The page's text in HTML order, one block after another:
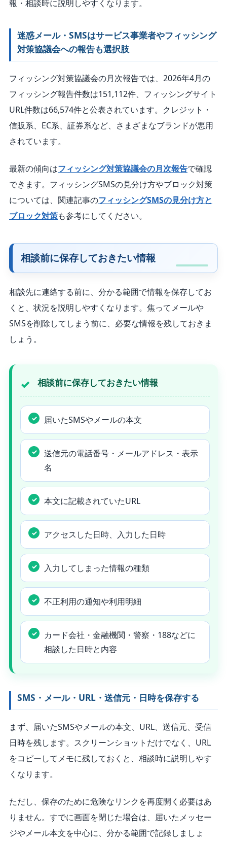
報・相談時に説明しやすくなります。
迷惑メール・SMSはサービス事業者やフィッシング
対策協議会への報告も選択肢
フィッシング対策協議会の月次報告では、2026年4月の
フィッシング報告件数は151,112件、フィッシングサイト
URL件数は66,574件と公表されています。クレジット・
信販系、EC系、証券系など、さまざまなブランドが悪用
されています。
最新の傾向はフィッシング対策協議会の月次報告で確認
できます。フィッシングSMSの見分け方やブロック対策
については、関連記事のフィッシングSMSの見分け方と
ブロック対策も参考にしてください。
相談前に保存しておきたい情報
相談先に連絡する前に、分かる範囲で情報を保存してお
くと、状況を説明しやすくなります。焦ってメールや
SMSを削除してしまう前に、必要な情報を残しておきま
しょう。
相談前に保存しておきたい情報
届いたSMSやメールの本文
送信元の電話番号・メールアドレス・表示
名
本文に記載されていたURL
アクセスした日時、入力した日時
入力してしまった情報の種類
不正利用の通知や利用明細
カード会社・金融機関・警察・188などに
相談した日時と内容
SMS・メール・URL・送信元・日時を保存する
まず、届いたSMSやメールの本文、URL、送信元、受信
日時を残します。スクリーンショットだけでなく、URL
をコピーしてメモに残しておくと、相談時に説明しやす
くなります。
ただし、保存のために危険なリンクを再度開く必要はあ
りません。すでに画面を閉じた場合は、届いたメッセー
ジやメール本文を中心に、分かる範囲で記録しましょ